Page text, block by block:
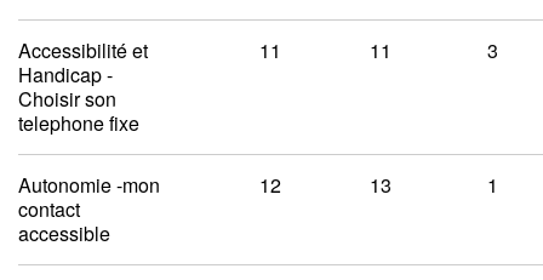
Accessibilité et
Handicap -
Choisir son
telephone fixe
11 11 3
Autonomie -mon
contact
accessible
12 13 1